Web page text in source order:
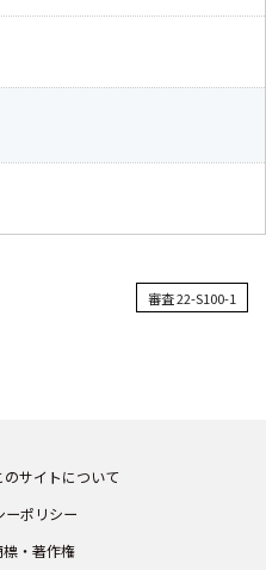
審査 22-S100-1
のサイトについて
ーポリシー
標・著作権